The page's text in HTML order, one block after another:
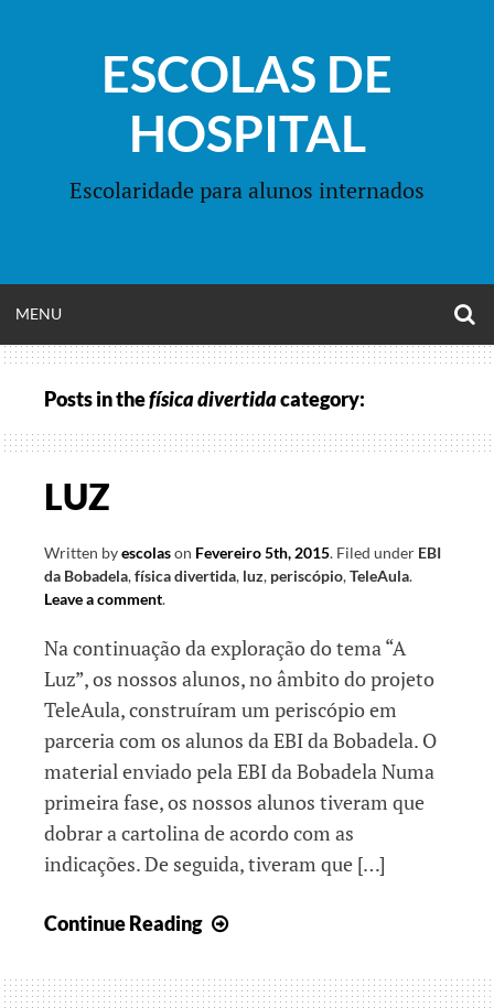
ESCOLAS DE
HOSPITAL
Escolaridade para alunos internados
MENU
MENU
Posts in thefísica divertidacategory:
LUZ
Written byescolason Fevereiro 5th, 2015. Filed under EBI
da Bobadela,física divertida, luz, periscópio,TeleAula.
Leave a comment.
Na continuação da exploração do tema “A
Luz”, os nossos alunos, no âmbito do projeto
TeleAula, construíram um periscópio em
parceria com os alunos da EBI da Bobadela. O
material enviado pela EBI da Bobadela Numa
primeira fase, os nossos alunos tiveram que
dobrar a cartolina de acordo com as
indicações. De seguida, tiveram que […]
Continue Reading